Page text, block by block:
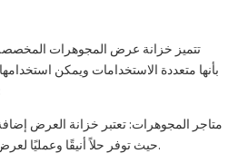
تتميز خزانة عرض المجوهرات المخصصة
حيث توفر حلاً أنيقًا وعمليًا لعرض مجموعات المجوهرات القيمة.